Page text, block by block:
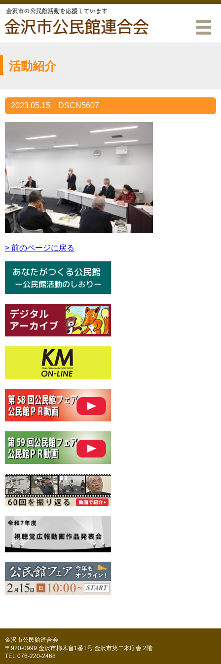
活動紹介
2023.05.15 DSCN5607
> 前のページに戻る
金沢市公民館連合会
〒920-0999 金沢市柿木畠1番1号 金沢市第二本庁舎 2階
TEL 076-220-2468